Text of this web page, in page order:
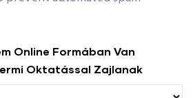
Online Formában Van
Oktatással Zajlanak